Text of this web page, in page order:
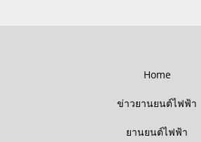
Home
ข่าวยานยนต์ไฟฟ้า
ยานยนต์ไฟฟ้า